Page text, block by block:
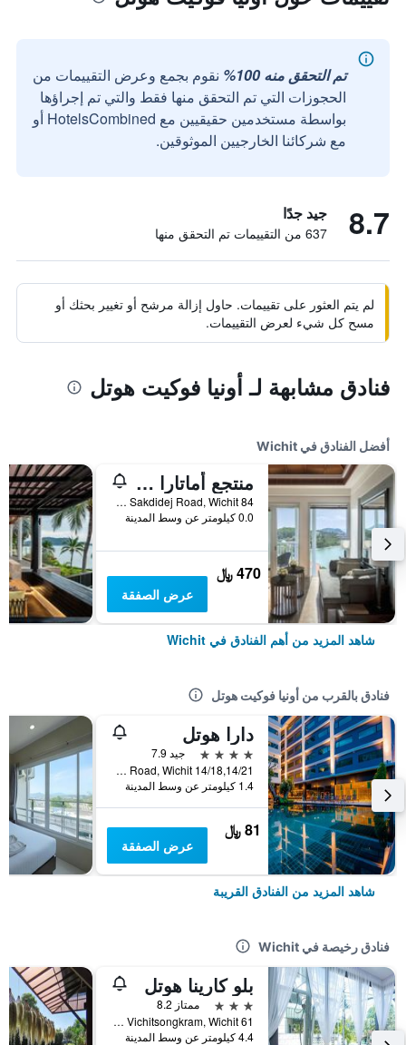
تم التحقق منه 100%
نقوم بجمع وعرض التقييمات من
الحجوزات التي تم التحقق منها فقط والتي تم إجراؤها
بواسطة مستخدمين حقيقيين مع HotelsCombined أو
مع شركائنا الخارجيين الموثوقين.
8.7 جيد جدًا
637 من التقييمات تم التحقق منها
لم يتم العثور على تقييمات. حاول إزالة مرشح أو تغيير بحثك أو
مسح كل شيء لعرض التقييمات.
فنادق مشابهة لـ أونيا فوكيت هوتل
أفضل الفنادق في Wichit
منتجع أماتارا ويل ليجور
84 Moo 8 Sakdidej Road, Wichit, تايلاند
0.0 كيلومتر عن وسط المدينة
470 ﷼
عرض الصفقة
شاهد المزيد من أهم الفنادق في Wichit
فنادق بالقرب من أونيا فوكيت هوتل
دارا هوتل
4 نجوم
جيد 7.9
14/18,14/21 Moo 4, Chaofa Road, Wichit, تايلاند
1.4 كيلومتر عن وسط المدينة
81 ﷼
عرض الصفقة
شاهد المزيد من الفنادق القريبة
فنادق رخيصة في Wichit
بلو كارينا هوتل
3 نجوم
ممتاز 8.2
61 Moo 5, Soi Bangyai, Vichitsongkram, Wichit, تايلاند
4.4 كيلومتر عن وسط المدينة